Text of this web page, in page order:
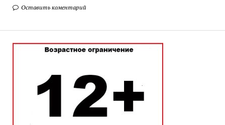
Оставить коментарий